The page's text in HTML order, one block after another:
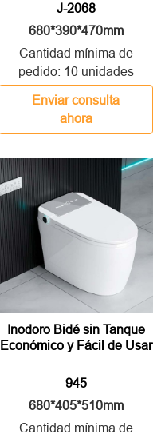
J-2068
680*390*470mm
Cantidad mínima de
pedido: 10 unidades
Enviar consulta
ahora
Inodoro Bidé sin Tanque
Económico y Fácil de Usar
945
680*405*510mm
Cantidad mínima de